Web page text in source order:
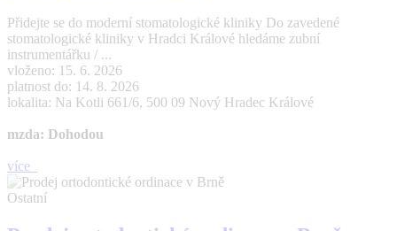
Přidejte se do moderní stomatologické kliniky Do zavedené
stomatologické kliniky v Hradci Králové hledáme zubní
instrumentářku / ...
vloženo: 15. 6. 2026
platnost do: 14. 8. 2026
lokalita: Na Kotli 661/6, 500 09 Nový Hradec Králové
mzda: Dohodou
více
Ostatní